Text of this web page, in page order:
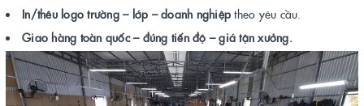
In/thêu logo trường – lớp – doanh nghiệp theo yêu cầu.
Giao hàng toàn quốc – đúng tiến độ – giá tận xưởng.